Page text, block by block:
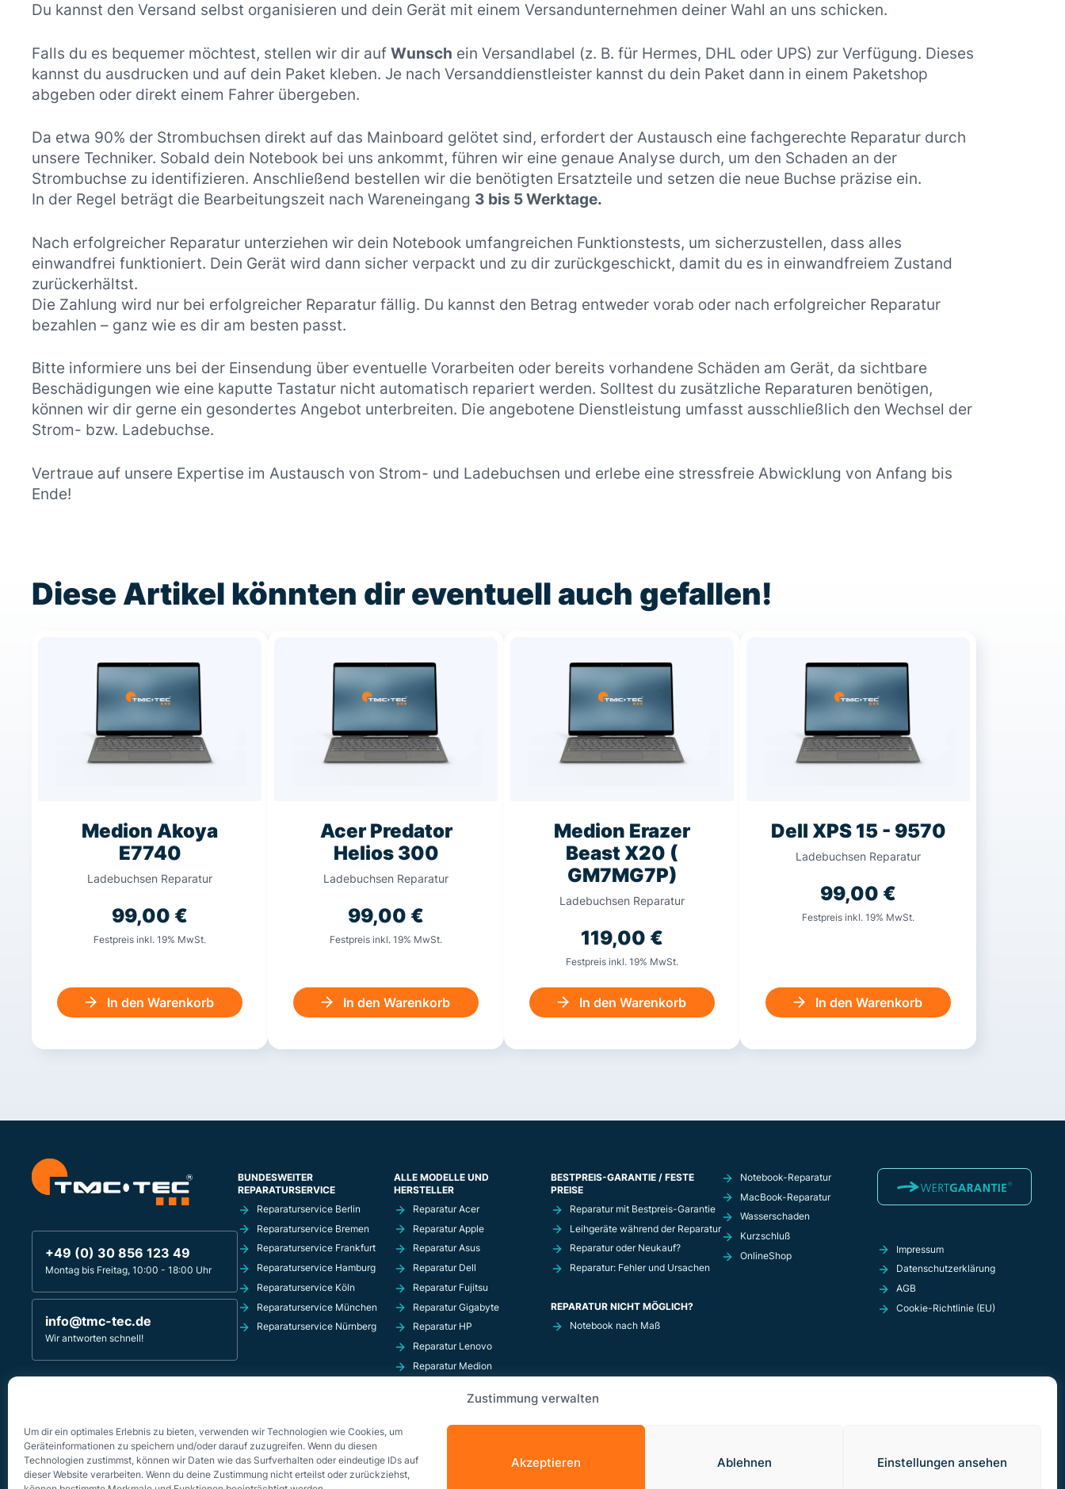
Zustimmung verwalten
Um dir ein optimales Erlebnis zu bieten, verwenden wir Technologien wie Cookies, um
Geräteinformationen zu speichern und/oder darauf zuzugreifen. Wenn du diesen
Technologien zustimmst, können wir Daten wie das Surfverhalten oder eindeutige IDs auf
dieser Website verarbeiten. Wenn du deine Zustimmung nicht erteilst oder zurückziehst,
Akzeptieren Ablehnen Einstellungen ansehen
Du kannst den Versand selbst organisieren und dein Gerät mit einem Versandunternehmen deiner Wahl an uns schicken.
Falls du es bequemer möchtest, stellen wir dir auf Wunsch ein Versandlabel (z. B. für Hermes, DHL oder UPS) zur Verfügung. Dieses
kannst du ausdrucken und auf dein Paket kleben. Je nach Versanddienstleister kannst du dein Paket dann in einem Paketshop
abgeben oder direkt einem Fahrer übergeben.
Da etwa 90% der Strombuchsen direkt auf das Mainboard gelötet sind, erfordert der Austausch eine fachgerechte Reparatur durch
unsere Techniker. Sobald dein Notebook bei uns ankommt, führen wir eine genaue Analyse durch, um den Schaden an der
Strombuchse zu identifizieren. Anschließend bestellen wir die benötigten Ersatzteile und setzen die neue Buchse präzise ein.
In der Regel beträgt die Bearbeitungszeit nach Wareneingang 3 bis 5 Werktage.
Nach erfolgreicher Reparatur unterziehen wir dein Notebook umfangreichen Funktionstests, um sicherzustellen, dass alles
einwandfrei funktioniert. Dein Gerät wird dann sicher verpackt und zu dir zurückgeschickt, damit du es in einwandfreiem Zustand
zurückerhältst.
Die Zahlung wird nur bei erfolgreicher Reparatur fällig. Du kannst den Betrag entweder vorab oder nach erfolgreicher Reparatur
bezahlen – ganz wie es dir am besten passt.
Bitte informiere uns bei der Einsendung über eventuelle Vorarbeiten oder bereits vorhandene Schäden am Gerät, da sichtbare
Beschädigungen wie eine kaputte Tastatur nicht automatisch repariert werden. Solltest du zusätzliche Reparaturen benötigen,
können wir dir gerne ein gesondertes Angebot unterbreiten. Die angebotene Dienstleistung umfasst ausschließlich den Wechsel der
Strom- bzw. Ladebuchse.
Vertraue auf unsere Expertise im Austausch von Strom- und Ladebuchsen und erlebe eine stressfreie Abwicklung von Anfang bis
Ende!
Diese Artikel könnten dir eventuell auch gefallen!
Medion Akoya
E7740
Ladebuchsen Reparatur
99,00 €
Festpreis inkl. 19% MwSt.
In den Warenkorb
Acer Predator
Helios 300
Ladebuchsen Reparatur
99,00 €
Festpreis inkl. 19% MwSt.
In den Warenkorb
Medion Erazer
Beast X20 (
GM7MG7P)
Ladebuchsen Reparatur
119,00 €
Festpreis inkl. 19% MwSt.
In den Warenkorb
Dell XPS 15 - 9570
Ladebuchsen Reparatur
99,00 €
Festpreis inkl. 19% MwSt.
In den Warenkorb
+49 (0) 30 856 123 49
Montag bis Freitag, 10:00 - 18:00 Uhr
info@tmc-tec.de
Wir antworten schnell!
BUNDESWEITER
REPARATURSERVICE
Reparaturservice Berlin
Reparaturservice Bremen
Reparaturservice Frankfurt
Reparaturservice Hamburg
Reparaturservice Köln
Reparaturservice München
Reparaturservice Nürnberg
ALLE MODELLE UND
HERSTELLER
Reparatur Acer
Reparatur Apple
Reparatur Asus
Reparatur Dell
Reparatur Fujitsu
Reparatur Gigabyte
Reparatur HP
Reparatur Lenovo
Reparatur Medion
Reparatur Razer
Reparatur Schenker
BESTPREIS-GARANTIE / FESTE
PREISE
Reparatur mit Bestpreis-Garantie
Leihgeräte während der Reparatur
Reparatur oder Neukauf?
Reparatur: Fehler und Ursachen
REPARATUR NICHT MÖGLICH?
Notebook nach Maß
Notebook-Reparatur
MacBook-Reparatur
Wasserschaden
Kurzschluß
OnlineShop
Impressum
Datenschutzerklärung
AGB
Cookie-Richtlinie (EU)